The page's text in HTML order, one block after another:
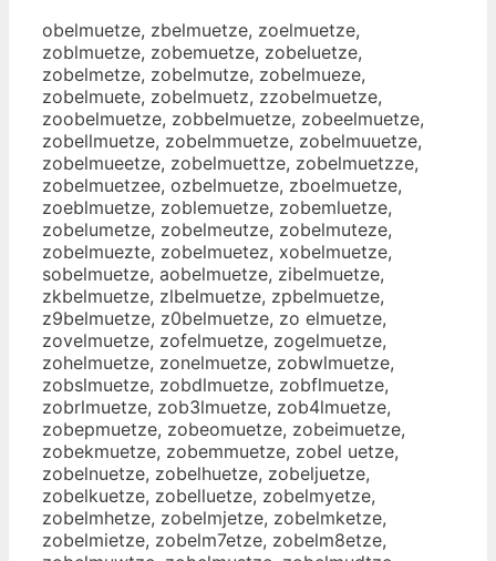
obelmuetze, zbelmuetze, zoelmuetze,
zoblmuetze, zobemuetze, zobeluetze,
zobelmetze, zobelmutze, zobelmueze,
zobelmuete, zobelmuetz, zzobelmuetze,
zoobelmuetze, zobbelmuetze, zobeelmuetze,
zobellmuetze, zobelmmuetze, zobelmuuetze,
zobelmueetze, zobelmuettze, zobelmuetzze,
zobelmuetzee, ozbelmuetze, zboelmuetze,
zoeblmuetze, zoblemuetze, zobemluetze,
zobelumetze, zobelmeutze, zobelmuteze,
zobelmuezte, zobelmuetez, xobelmuetze,
sobelmuetze, aobelmuetze, zibelmuetze,
zkbelmuetze, zlbelmuetze, zpbelmuetze,
z9belmuetze, z0belmuetze, zo elmuetze,
zovelmuetze, zofelmuetze, zogelmuetze,
zohelmuetze, zonelmuetze, zobwlmuetze,
zobslmuetze, zobdlmuetze, zobflmuetze,
zobrlmuetze, zob3lmuetze, zob4lmuetze,
zobepmuetze, zobeomuetze, zobeimuetze,
zobekmuetze, zobemmuetze, zobel uetze,
zobelnuetze, zobelhuetze, zobeljuetze,
zobelkuetze, zobelluetze, zobelmyetze,
zobelmhetze, zobelmjetze, zobelmketze,
zobelmietze, zobelm7etze, zobelm8etze,